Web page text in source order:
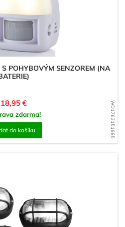
WD1763151885
POHYBOVÝM SENZOREM (NA
Cena
18,95 €
zdarma!
do košíku